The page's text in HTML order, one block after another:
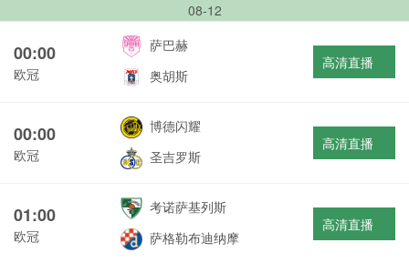
08-12
00:00
欧冠
萨巴赫
奥胡斯
高清直播
00:00
欧冠
博德闪耀
圣吉罗斯
高清直播
01:00
欧冠
考诺萨基列斯
萨格勒布迪纳摩
高清直播